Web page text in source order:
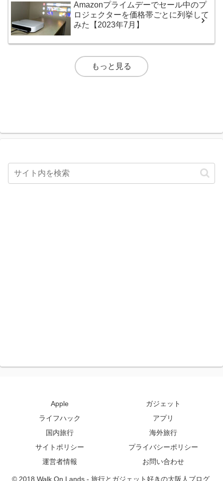
Amazonプライムデーでセール中のプ
ロジェクターを価格帯ごとに列挙して
みた【2023年7月】
もっと見る
Apple
ガジェット
ライフハック
アプリ
国内旅行
海外旅行
サイトポリシー
プライバシーポリシー
運営者情報
お問い合わせ
© 2018 Walk On Lands - 旅行とガジェット好きの大阪人ブログ.